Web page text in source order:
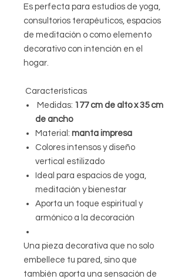
Es perfecta para estudios de yoga,
consultorios terapéuticos, espacios
de meditación o como elemento
decorativo con intención en el
hogar.
Características
Medidas: 177 cm de alto x 35 cm
de ancho
Material: manta impresa
Colores intensos y diseño
vertical estilizado
Ideal para espacios de yoga,
meditación y bienestar
Aporta un toque espiritual y
armónico a la decoración
Una pieza decorativa que no solo
embellece tu pared, sino que
también aporta una sensación de